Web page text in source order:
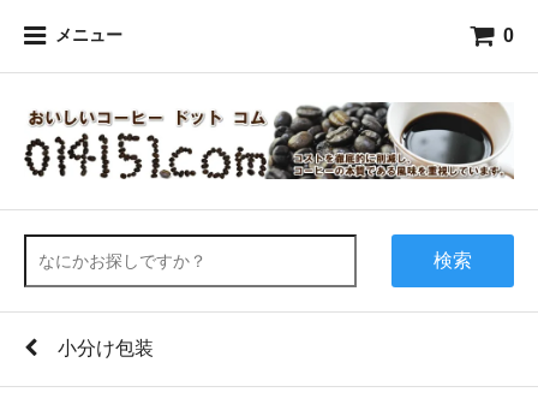
メニュー 0
検索
小分け包装